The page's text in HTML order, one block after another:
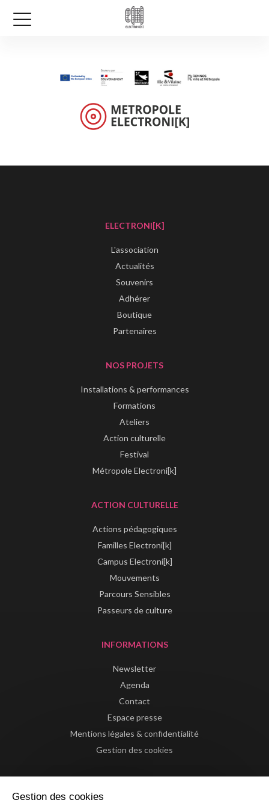
ELECTRONI[K]
L'association
Actualités
Souvenirs
Adhérer
Boutique
Partenaires
NOS PROJETS
Installations & performances
Formations
Ateliers
Action culturelle
Festival
Métropole Electroni[k]
ACTION CULTURELLE
Actions pédagogiques
Familles Electroni[k]
Campus Electroni[k]
Mouvements
Parcours Sensibles
Passeurs de culture
INFORMATIONS
Newsletter
Agenda
Contact
Espace presse
Mentions légales & confidentialité
Gestion des cookies
Gestion des cookies